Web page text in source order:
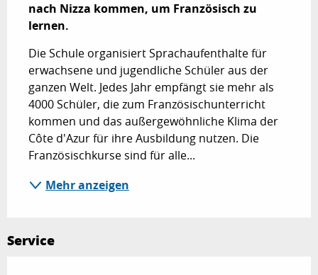
nach Nizza kommen, um Französisch zu
lernen.
Die Schule organisiert Sprachaufenthalte für
erwachsene und jugendliche Schüler aus der
ganzen Welt. Jedes Jahr empfängt sie mehr als
4000 Schüler, die zum Französischunterricht
kommen und das außergewöhnliche Klima der
Côte d'Azur für ihre Ausbildung nutzen. Die
Französischkurse sind für alle...
Mehr anzeigen
Service